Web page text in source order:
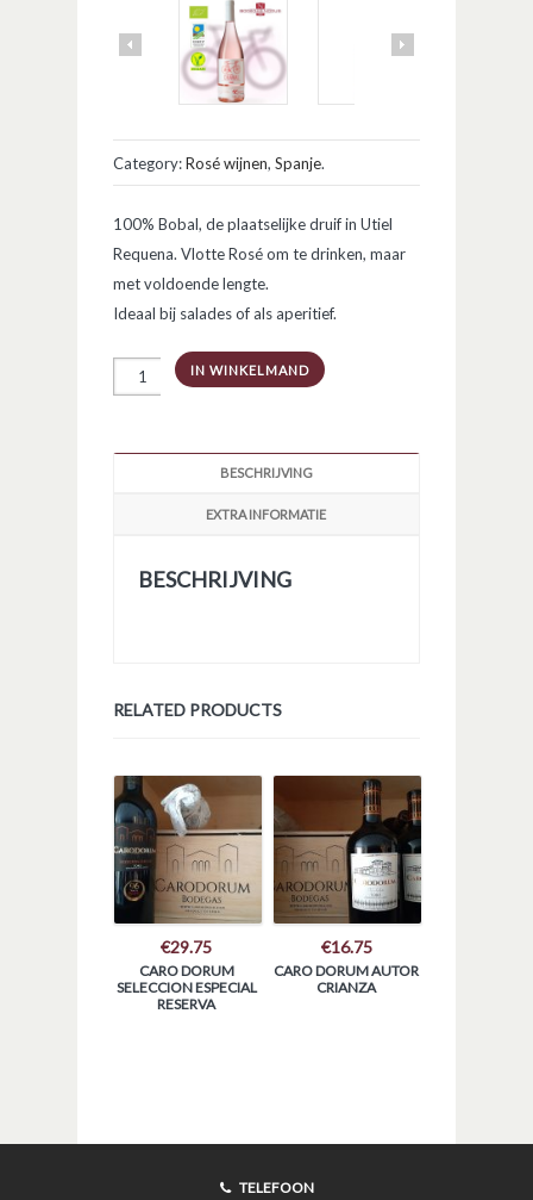
Category:Rosé wijnen, Spanje.
100% Bobal, de plaatselijke druif in Utiel
Requena. Vlotte Rosé om te drinken, maar
met voldoende lengte.
Ideaal bij salades of als aperitief.
Chaval
IN WINKELMAND
BESCHRIJVING
EXTRA INFORMATIE
BESCHRIJVING
RELATED PRODUCTS
€29.75
CARO DORUM
SELECCION ESPECIAL
RESERVA
€16.75
CARO DORUM AUTOR
CRIANZA
TELEFOON